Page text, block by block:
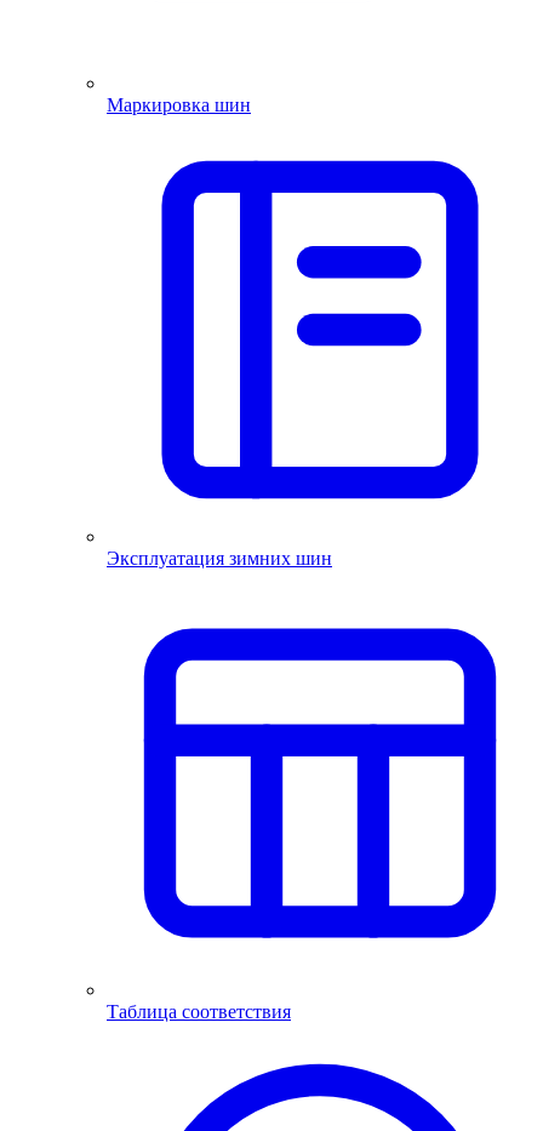
Маркировка шин
Эксплуатация зимних шин
Таблица соответствия